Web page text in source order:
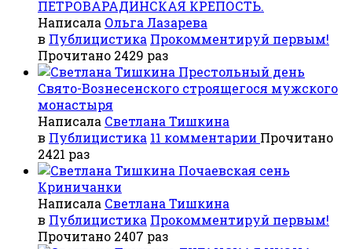
ПЕТРОВАРАДИНСКАЯ КРЕПОСТЬ.
Написала Ольга Лазарева
в Публицистика Прокомментируй первым!
Прочитано 2429 раз
Престольный день
Свято-Вознесенского строящегося мужского
монастыря
Написала Светлана Тишкина
в Публицистика 11 комментарии Прочитано
2421 раз
Почаевская сень
Криничанки
Написала Светлана Тишкина
в Публицистика Прокомментируй первым!
Прочитано 2407 раз